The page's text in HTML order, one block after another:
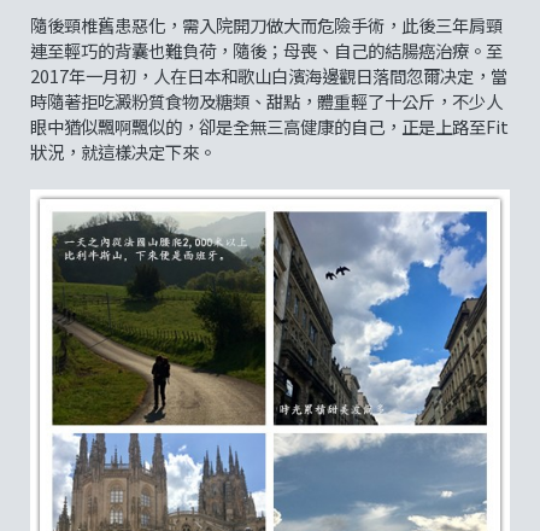
隨後頸椎舊患惡化，需入院開刀做大而危險手術，此後三年肩頸
連至輕巧的背囊也難負荷，隨後；母喪、自己的結腸癌治療。至
2017年一月初，人在日本和歌山白濱海邊觀日落間忽爾决定，當
時隨著拒吃澱粉質食物及糖類、甜點，體重輕了十公斤，不少人
眼中猶似飄啊飄似的，卻是全無三高健康的自己，正是上路至Fit
狀況，就這樣决定下來。